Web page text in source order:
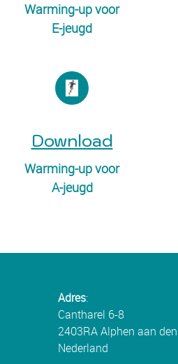
Warming-up voor
E-jeugd
Download
Warming-up voor
A-jeugd
Adres:
Cantharel 6-8
2403RA Alphen aan
Nederland